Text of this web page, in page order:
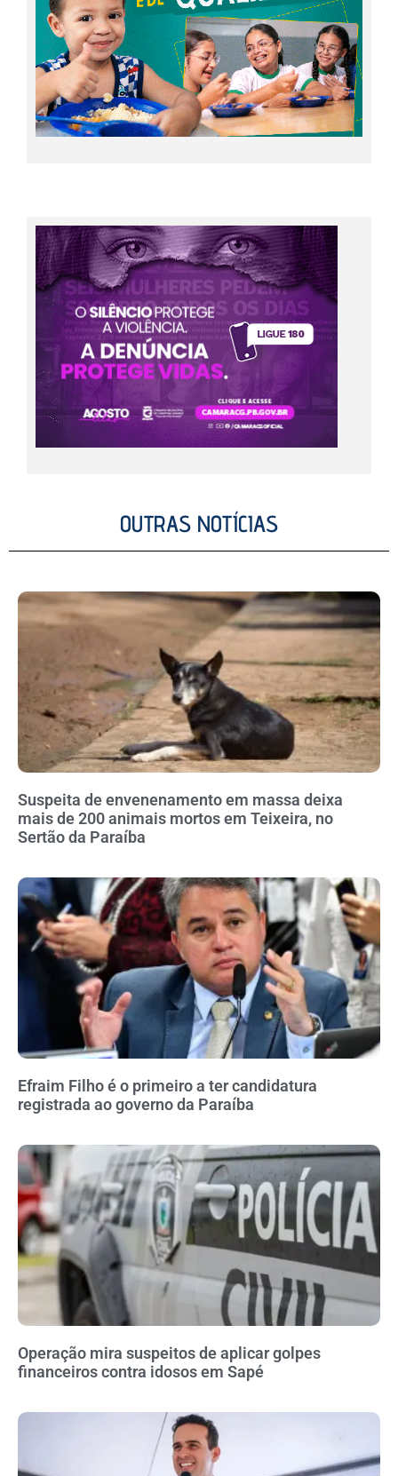
OUTRAS NOTÍCIAS
Suspeita de envenenamento em massa deixa
mais de 200 animais mortos em Teixeira, no
Sertão da Paraíba
Efraim Filho é o primeiro a ter candidatura
registrada ao governo da Paraíba
Operação mira suspeitos de aplicar golpes
financeiros contra idosos em Sapé